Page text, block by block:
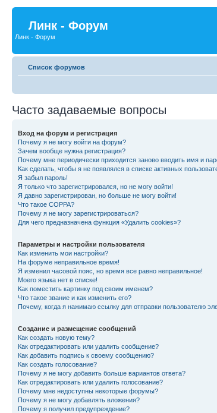
Линк - Форум
Линк - Форум
Список форумов
Часто задаваемые вопросы
Вход на форум и регистрация
Почему я не могу войти на форум?
Зачем вообще нужна регистрация?
Почему мне периодически приходится заново вводить имя и
Как сделать, чтобы я не появлялся в списке активных
Я забыл пароль!
Я только что зарегистрировался, но не могу войти!
Я давно зарегистрирован, но больше не могу войти!
Что такое COPPA?
Почему я не могу зарегистрироваться?
Для чего предназначена функция «Удалить cookies»?
Параметры и настройки пользователя
Как изменить мои настройки?
На форуме неправильное время!
Я изменил часовой пояс, но время все равно неправильное!
Моего языка нет в списке!
Как поместить картинку под своим именем?
Что такое звание и как изменить его?
Почему, когда я нажимаю ссылку для отправки пользователю
Создание и размещение сообщений
Как создать новую тему?
Как отредактировать или удалить сообщение?
Как добавить подпись к своему сообщению?
Как создать голосование?
Почему я не могу добавить больше вариантов ответа?
Как отредактировать или удалить голосование?
Почему мне недоступны некоторые форумы?
Почему я не могу добавлять вложения?
Почему я получил предупреждение?